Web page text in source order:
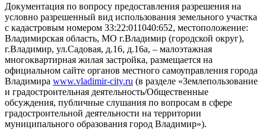
Документация по вопросу предоставления разрешения на
условно разрешенный вид использования земельного участка
с кадастровым номером 33:22:011040:652, местоположение:
Владимирская область, МО г.Владимир (городской округ),
г.Владимир, ул.Садовая, д.16, д.16а, – малоэтажная
многоквартирная жилая застройка, размещается на
официальном сайте органов местного самоуправления города
Владимира www.vladimir-city.ru (в разделе «Землепользование
и градостроительная деятельность/Общественные
обсуждения, публичные слушания по вопросам в сфере
градостроительной деятельности на территории
муниципального образования город Владимир»).